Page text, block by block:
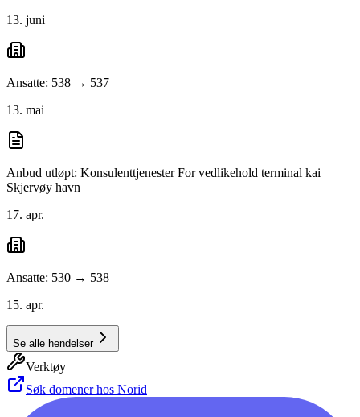
13. juni
Ansatte: 538 → 537
13. mai
Anbud utløpt: Konsulenttjenester For vedlikehold terminal kai
Skjervøy havn
17. apr.
Ansatte: 530 → 538
15. apr.
Se alle hendelser
Verktøy
Søk domener hos Norid